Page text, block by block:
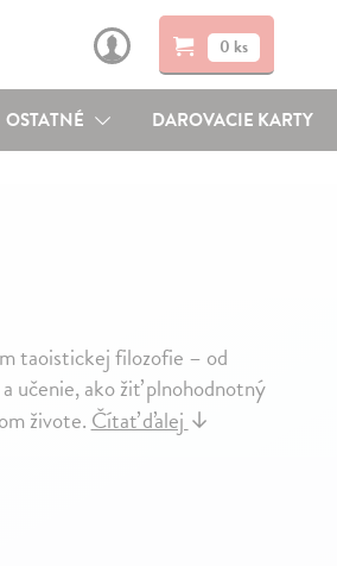
0 ks
OSTATNÉ DAROVACIE KARTY
taoistickej filozofie – od
učenie, ako žiť plnohodnotný
živote.Čítať ďalej↓